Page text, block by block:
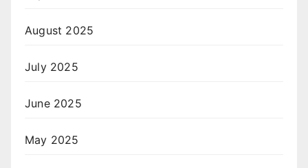
August 2025
July 2025
June 2025
May 2025